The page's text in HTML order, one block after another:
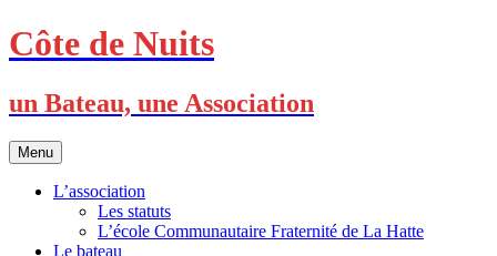
Skip
to
Côte de Nuits
un Bateau, une Association
Menu
L’association
Les statuts
L’école Communautaire Fraternité de La Hatte
Le bateau